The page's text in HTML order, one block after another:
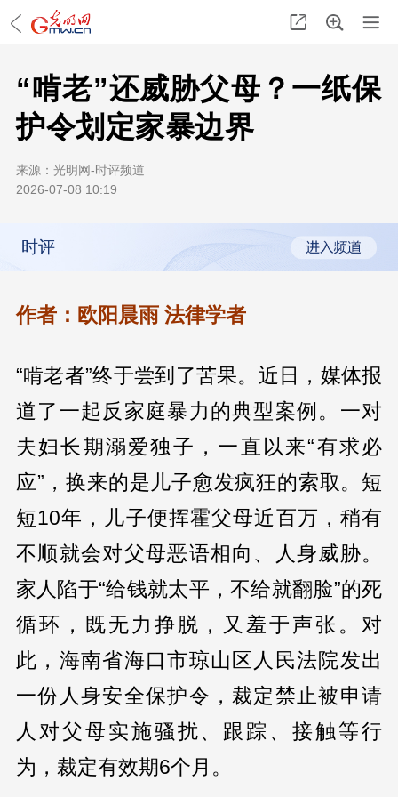
“啃老”还威胁父母？一纸保
护令划定家暴边界
来源： 光明网-时评频道
2026-07-08 10:19
时评
作者：欧阳晨雨 法律学者
“啃老者”终于尝到了苦果。近日，媒体报
道了一起反家庭暴力的典型案例。一对
夫妇长期溺爱独子，一直以来“有求必
应”，换来的是儿子愈发疯狂的索取。短
短10年，儿子便挥霍父母近百万，稍有
不顺就会对父母恶语相向、人身威胁。
家人陷于“给钱就太平，不给就翻脸”的死
循环，既无力挣脱，又羞于声张。对
此，海南省海口市琼山区人民法院发出
一份人身安全保护令，裁定禁止被申请
人对父母实施骚扰、跟踪、接触等行
为，裁定有效期6个月。